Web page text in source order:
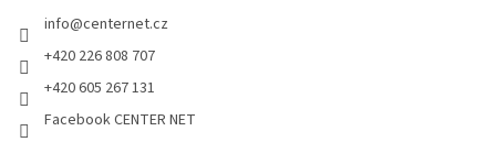
info@centernet.cz
+420 226 808 707
+420 605 267 131
Facebook CENTER NET